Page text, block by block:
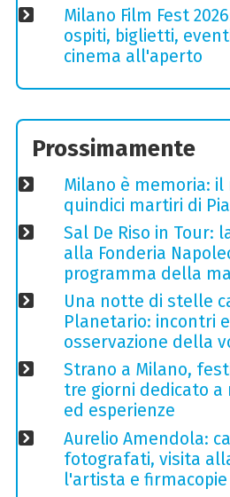
Milano Film Fest
ospiti, biglietti,
cinema all'aperto
Prossimamente
Milano è memoria: il
quindici martiri di
Sal De Riso in Tour:
alla Fonderia
programma della
Una notte di stelle
Planetario: incontri
osservazione della
Strano a Milano,
tre giorni dedicato a
ed esperienze
Aurelio Amendola:
fotografati, visita
l'artista e